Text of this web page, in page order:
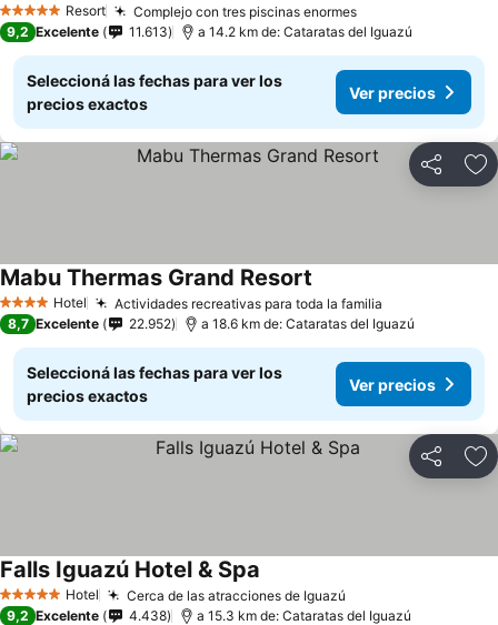
5 Estrellas Resort Complejo con tres piscinas enormes
9,2 Excelente 11.613 a 14.2 km de: Cataratas del Iguazú
Seleccioná las fechas para ver los
precios exactos
Ver precios
Compartir
4 EstrellasHotel Actividades recreativas para toda la familia
Mabu Thermas Grand Resort
8,7 Excelente 22.952 a 18.6 km de: Cataratas del Iguazú
Seleccioná las fechas para ver los
precios exactos
Ver precios
Compartir
5 Estrellas Hotel Cerca de las atracciones de Iguazú
Falls Iguazú Hotel & Spa
9,2 Excelente 4.438 a 15.3 km de: Cataratas del Iguazú